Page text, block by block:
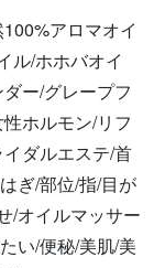
アロマオイ
ル/ホホバオイ
ー/グレープフ
ホルモン/リフ
ダルエステ/首
ぎ/部位/指/目が
/オイルマッサー
い/便秘/美肌/美